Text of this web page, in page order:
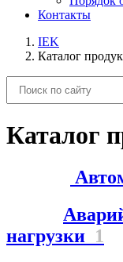
Контакты
IEK
Каталог
Каталог
нагрузки 1